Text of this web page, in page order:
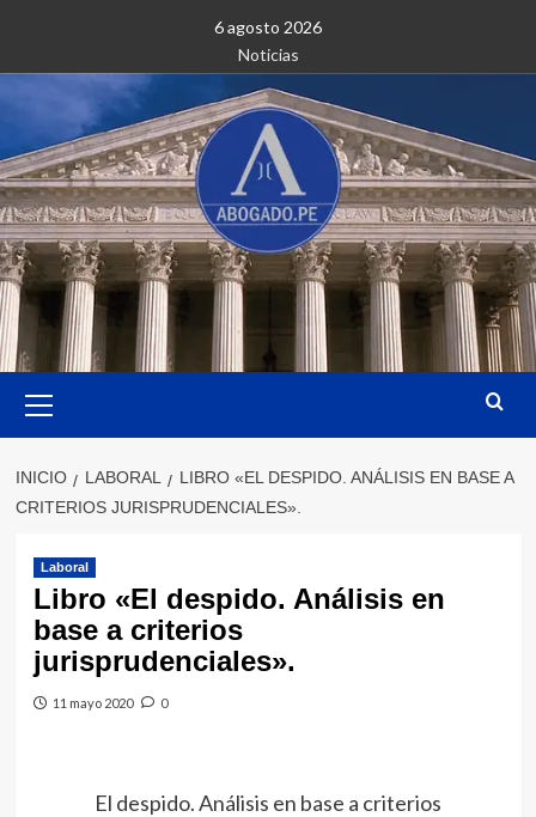
contenido
6 agosto 2026
Noticias
primario
INICIO LABORAL
LIBRO «EL DESPIDO. ANÁLISIS EN BASE A
CRITERIOS JURISPRUDENCIALES».
Laboral
Libro «El despido. Análisis en
base a criterios
jurisprudenciales».
11 mayo 2020 0
El despido. Análisis en base a criterios